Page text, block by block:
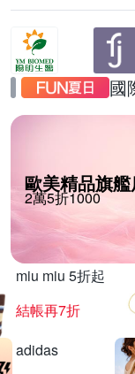
國
歐美精品旗
2萬5折1000
miu miu 5折起
結帳再7折
adidas